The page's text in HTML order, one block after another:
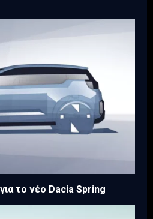
το νέο Dacia Spring